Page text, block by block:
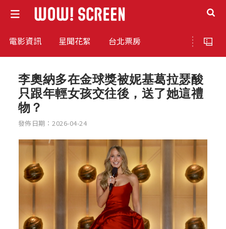
電影資訊 星聞花絮 台北票房
李奧納多在金球獎被妮基葛拉瑟酸
只跟年輕女孩交往後，送了她這禮
物？
發佈日期：2026-04-24